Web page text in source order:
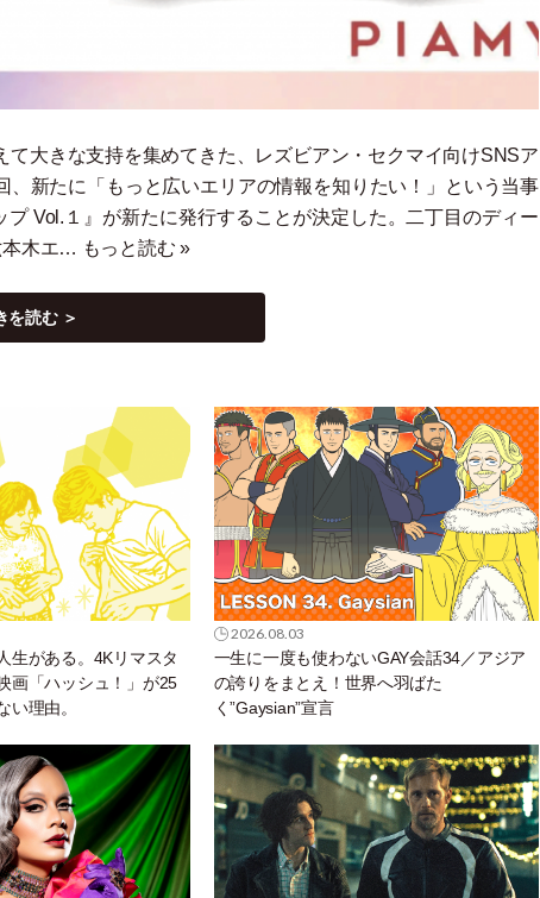
て大きな支持を集めてきた、レズビアン ・ セクマイ向けSNSア
、新たに 「 もっと広いエリアの情報を知りたい！ 」
という当事
Vol.１』が新たに発行することが決定した。二丁目のディー
本木エ… もっと読む »
を読む ＞
生がある。4Kリマスタ
画「ハッシュ！」が25
い理由。
2026.08.03
一生に一度も使わないGAY会話34／アジア
の誇りをまとえ！世界へ羽ばた
く”Gaysian”宣言